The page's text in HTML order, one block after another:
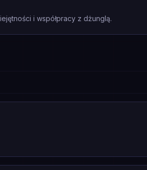
i współpracy z dżunglą.